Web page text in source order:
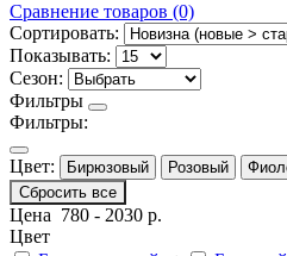
Сравнение товаров (0)
Сортировать:
Показывать:
Сезон:
Фильтры
Фильтры:
Цвет: Бирюзовый Розовый
Сбросить все
Цена 780 - 2030 р.
Цвет